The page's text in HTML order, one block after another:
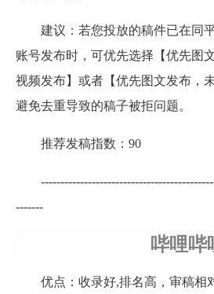
建议：若您投放的稿件已在同
账号发布时，可优先选择【优先图
视频发布】或者【优先图文发布，
避免去重导致的稿子被拒问题。
推荐发稿指数：90
-------
哔哩哔
优点：收录好,排名高，审稿相